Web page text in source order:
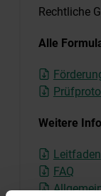
Rechtliche
Alle
Weitere
Leitfaden
FAQ